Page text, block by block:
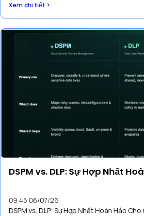
Xem chi tiết >
DSPM vs. DLP: Sự Hợp Nhất
09:45 06/07/26
DSPM vs. DLP: Sự Hợp Nhất Hoàn Hảo Cho